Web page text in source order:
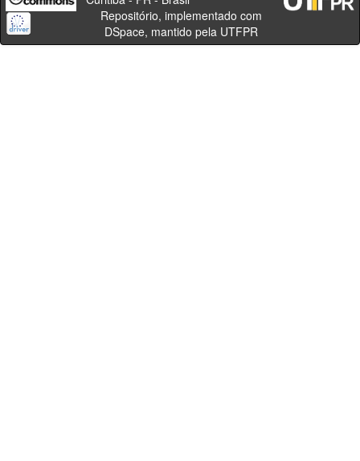
Repositório, implementado com
DSpace, mantido pela UTFPR